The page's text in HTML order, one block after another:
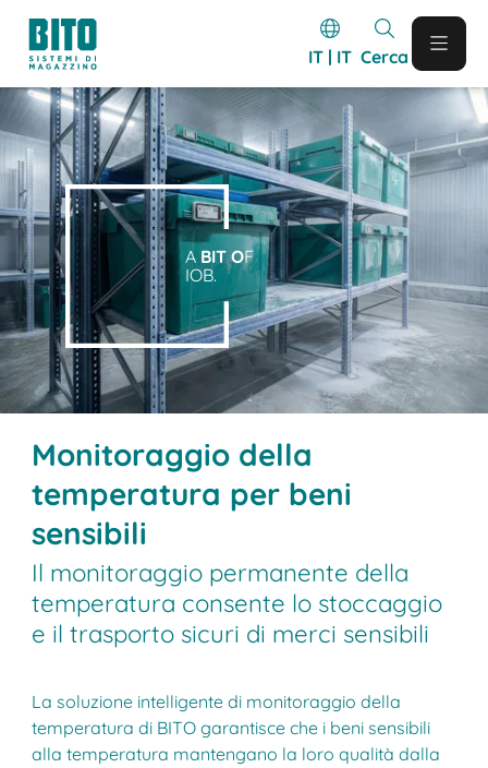
IT | IT Cerca
ABIT OF
IOB.
Monitoraggio della
temperatura per beni
sensibili
Il monitoraggio permanente della
temperatura consente lo stoccaggio
e il trasporto sicuri di merci sensibili
La soluzione intelligente di monitoraggio della
temperatura di BITO garantisce che i beni sensibili
alla temperatura mantengano la loro qualità dalla